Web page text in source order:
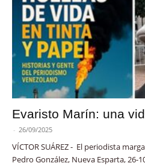
Evaristo Marín: una
- 26/09/2025
VÍCTOR SUÁREZ - El periodista
Pedro González, Nueva Esparta, 26-